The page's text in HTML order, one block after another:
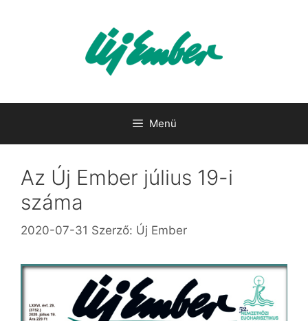
Menü
Az Új Ember július 19-i
száma
2020-07-31 Szerző: Új Ember